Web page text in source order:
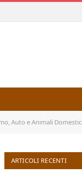
Auto e Animali
ARTICOLI RECENTI